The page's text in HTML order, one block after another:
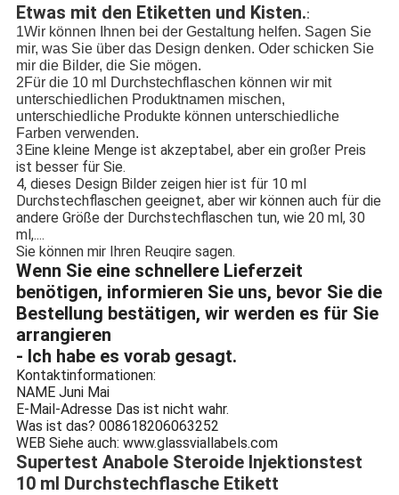
Etwas mit den Etiketten und Kisten.:
1Wir können Ihnen bei der Gestaltung helfen. Sagen Sie
mir, was Sie über das Design denken. Oder schicken Sie
mir die Bilder, die Sie mögen.
2Für die 10 ml Durchstechflaschen können wir mit
unterschiedlichen Produktnamen mischen,
unterschiedliche Produkte können unterschiedliche
Farben verwenden.
3Eine kleine Menge ist akzeptabel, aber ein großer Preis
ist besser für Sie.
4, dieses Design Bilder zeigen hier ist für 10 ml
Durchstechflaschen geeignet, aber wir können auch für die
andere Größe der Durchstechflaschen tun, wie 20 ml, 30
ml,....
Sie können mir Ihren Reuqire sagen.
Wenn Sie eine schnellere Lieferzeit
benötigen, informieren Sie uns, bevor Sie die
Bestellung bestätigen, wir werden es für Sie
arrangieren
- Ich habe es vorab gesagt.
Kontaktinformationen:
NAME Juni Mai
E-Mail-Adresse Das ist nicht wahr.
Was ist das? 008618206063252
WEB Siehe auch: www.glassviallabels.com
Supertest Anabole Steroide Injektionstest
10 ml Durchstechflasche Etikett